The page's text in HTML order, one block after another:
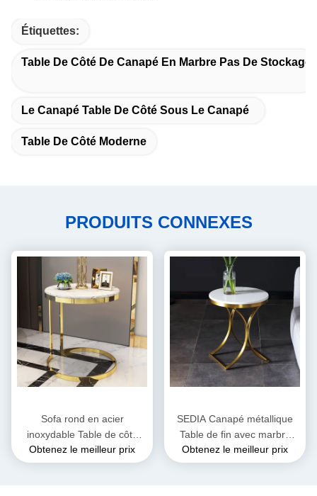
Étiquettes:
Table De Côté De Canapé En Marbre Pas De Stockage
Le Canapé Table De Côté Sous Le Canapé
Table De Côté Moderne
PRODUITS CONNEXES
Sofa rond en acier
inoxydable Table de côté
Table téléphonique Surface
lisse
Obtenez le meilleur prix
SEDIA Canapé métallique
Table de fin avec marbre
haut surface lisse
Obtenez le meilleur prix